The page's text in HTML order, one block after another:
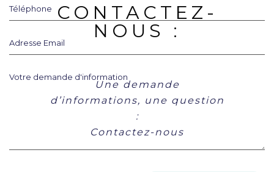
CONTACTEZ-
NOUS :
Une demande
d’informations, une question
:
Contactez-nous
Téléphone
Adresse Email
Votre demande d'information